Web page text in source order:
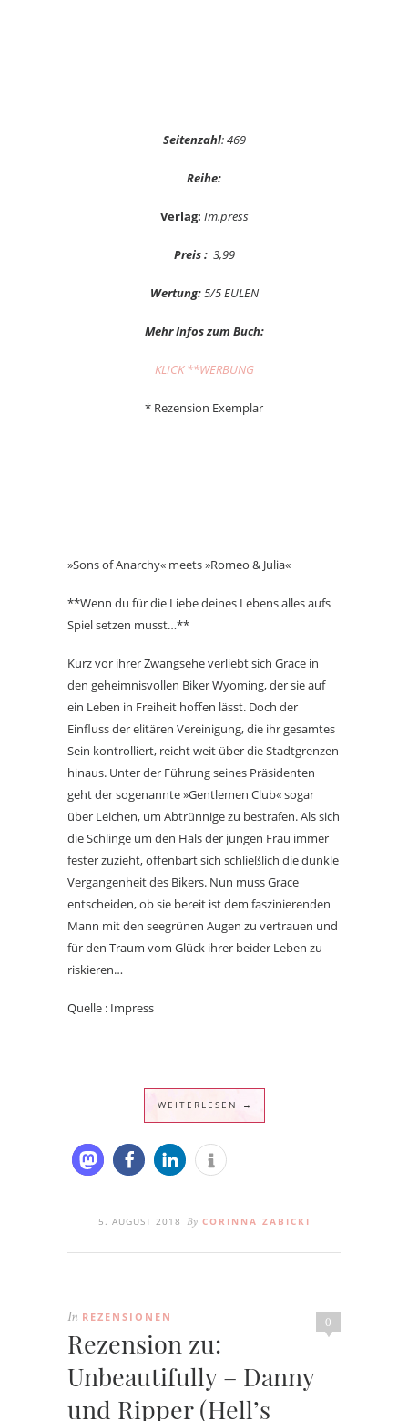
Seitenzahl: 469
Reihe:
Verlag: Im.press
Preis :3,99
Wertung:5/5 EULEN
Mehr Infos zum Buch:
KLICK **WERBUNG
* Rezension Exemplar
»Sons of Anarchy« meets »Romeo & Julia«
**Wenn du für die Liebe deines Lebens alles aufs
Spiel setzen musst…**
Kurz vor ihrer Zwangsehe verliebt sich Grace in
den geheimnisvollen Biker Wyoming, der sie auf
ein Leben in Freiheit hoffen lässt. Doch der
Einfluss der elitären Vereinigung, die ihr gesamtes
Sein kontrolliert, reicht weit über die Stadtgrenzen
hinaus. Unter der Führung seines Präsidenten
geht der sogenannte »Gentlemen Club« sogar
über Leichen, um Abtrünnige zu bestrafen. Als sich
die Schlinge um den Hals der jungen Frau immer
fester zuzieht, offenbart sich schließlich die dunkle
Vergangenheit des Bikers. Nun muss Grace
entscheiden, ob sie bereit ist dem faszinierenden
Mann mit den seegrünen Augen zu vertrauen und
für den Traum vom Glück ihrer beider Leben zu
riskieren…
Quelle : Impress
WEITERLESEN →
5. AUGUST 2018 By CORINNA ZABICKI
0
In REZENSIONEN
Rezension zu:
Unbeautifully – Danny
und Ripper (Hell’s